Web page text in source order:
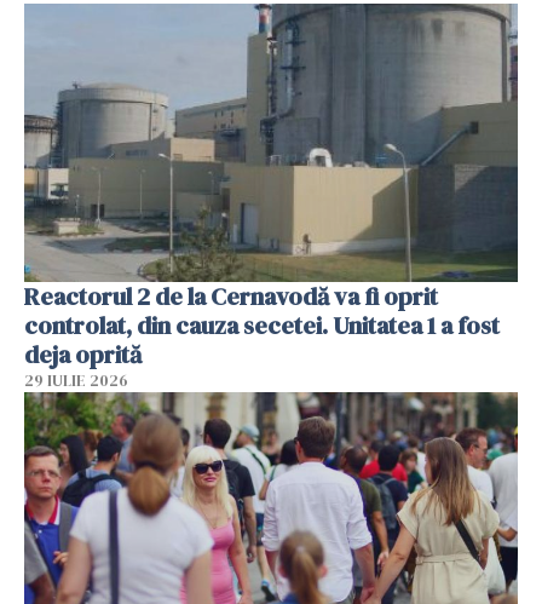
Reactorul 2 de la Cernavodă va fi oprit
controlat, din cauza secetei. Unitatea 1 a fost
deja oprită
29 IULIE 2026